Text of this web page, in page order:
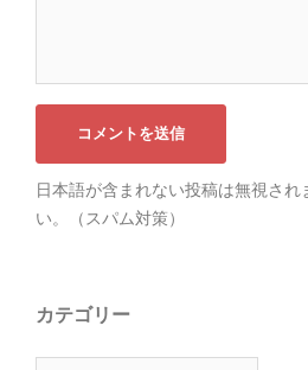
日本語が含まれない投稿は無視され
い。（スパム対策）
カテゴリー